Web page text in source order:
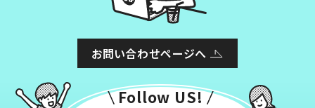
お問い合わせページへ
Follow US!